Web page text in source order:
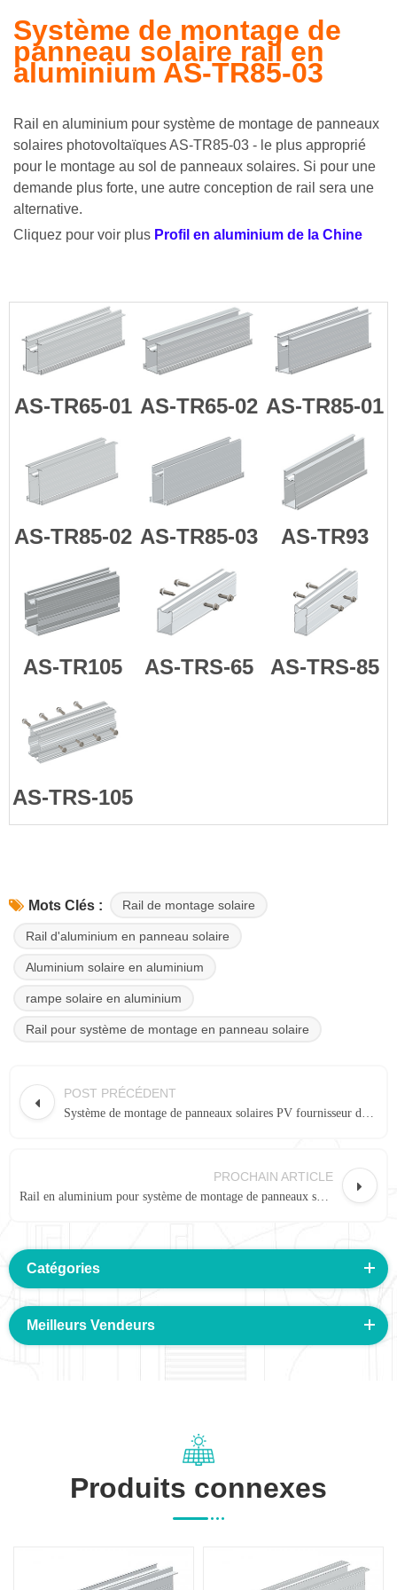
Système de montage de
panneau solaire rail en
aluminium AS-TR85-03
Rail en aluminium pour système de montage de panneaux
solaires photovoltaïques AS-TR85-03 - le plus approprié
pour le montage au sol de panneaux solaires. Si pour une
demande plus forte, une autre conception de rail sera une
alternative.
Cliquez pour voir plus Profil en aluminium de la Chine
AS-TR65-01 AS-TR65-02 AS-TR85-01
AS-TR85-02 AS-TR85-03 AS-TR93
AS-TR105 AS-TRS-65 AS-TRS-85
AS-TRS-105
Mots Clés : Rail de montage solaire
Rail d'aluminium en panneau solaire
Aluminium solaire en aluminium
rampe solaire en aluminium
Rail pour système de montage en panneau solaire
POST PRÉCÉDENT
PROCHAIN ARTICLE
Catégories
Meilleurs Vendeurs
Produits connexes